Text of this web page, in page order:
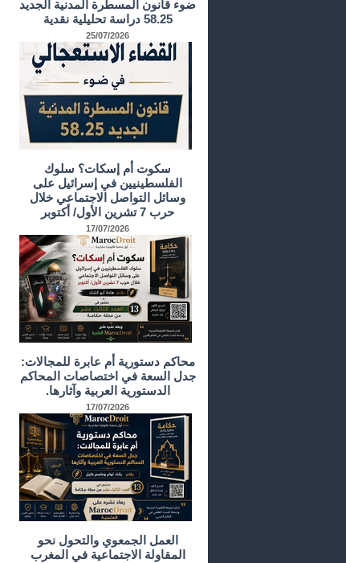
ضوء قانون المسطرة المدنية الجديد
58.25 دراسة تحليلية نقدية
25/07/2026
سكوت أم إسكات؟ سلوك
الفلسطينيين في إسرائيل على
وسائل التواصل الاجتماعي خلال
حرب 7 تشرين الأول/ أكتوبر
17/07/2026
محاكم دستورية أم عابرة للمجالات:
جدل السعة في اختصاصات المحاكم
الدستورية العربية وآثارها.
17/07/2026
العمل الجمعوي والتحول نحو
المقاولة الاجتماعية في المغرب